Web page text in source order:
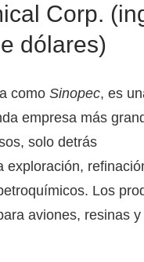
Corp.
dólares)
como Sinopec, es
empresa más
solo detrás
exploración,
Los
aviones, resinas